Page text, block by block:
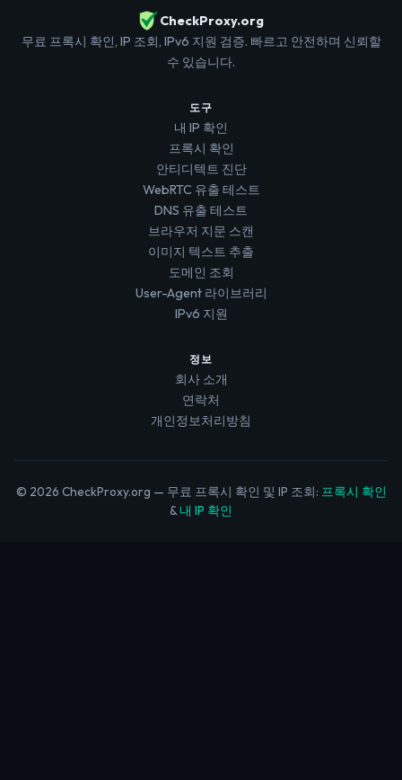
CheckProxy.org
무료 프록시 확인, IP 조회, IPv6 지원 검증. 빠르고 안전하며 신뢰할
수 있습니다.
도구
내 IP 확인
프록시 확인
안티디텍트 진단
WebRTC 유출 테스트
DNS 유출 테스트
브라우저 지문 스캔
이미지 텍스트 추출
도메인 조회
User-Agent 라이브러리
IPv6 지원
정보
회사 소개
연락처
개인정보처리방침
© 2026 CheckProxy.org — 무료 프록시 확인 및 IP 조회: 프록시 확인
&내 IP 확인